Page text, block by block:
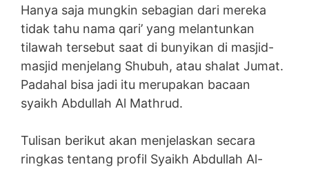
Hanya saja mungkin sebagian dari mereka
tidak tahu nama qari’ yang melantunkan
tilawah tersebut saat di bunyikan di masjid-
masjid menjelang Shubuh, atau shalat Jumat.
Padahal bisa jadi itu merupakan bacaan
syaikh Abdullah Al Mathrud.
Tulisan berikut akan menjelaskan secara
ringkas tentang profil Syaikh Abdullah Al-